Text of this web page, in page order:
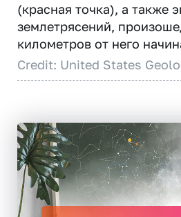
(красная точка), а также
землетрясений,
километров от него
Credit: United States